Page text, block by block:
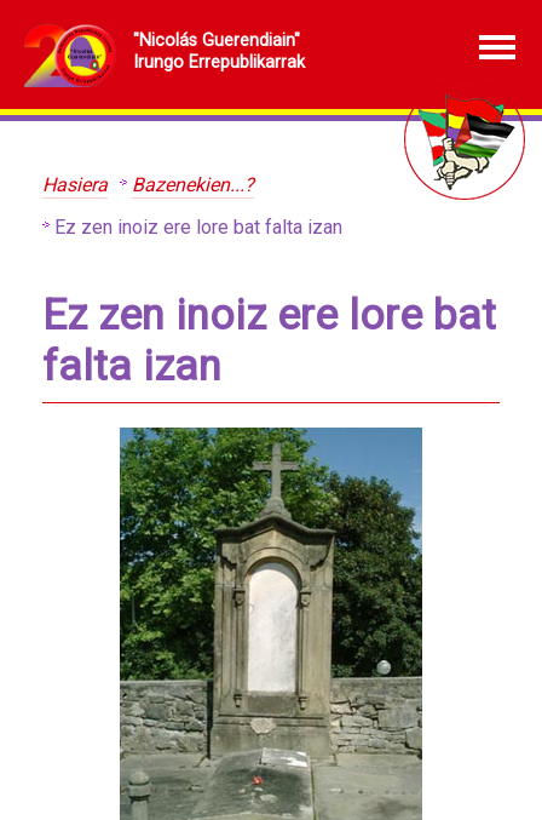
"Nicolás Guerendiain"
Irungo Errepublikarrak
Hasiera
Bazenekien...?
Ez zen inoiz ere lore bat falta izan
Ez zen inoiz ere lore bat
falta izan